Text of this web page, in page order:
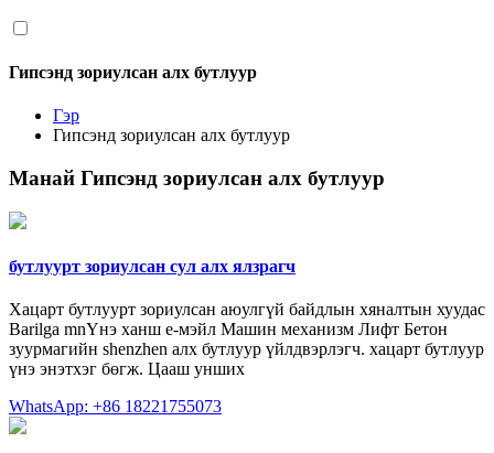
Гипсэнд зориулсан алх бутлуур
Гэр
Гипсэнд зориулсан алх бутлуур
Манай Гипсэнд зориулсан алх бутлуур
бутлуурт зориулсан сул алх ялзрагч
Хацарт бутлуурт зориулсан аюулгүй байдлын хяналтын хуудас
Barilga mnҮнэ ханш e-мэйл Машин механизм Лифт Бетон
зуурмагийн shenzhen алх бутлуур үйлдвэрлэгч. хацарт бутлуур
үнэ энэтхэг бөгж. Цааш унших
WhatsApp: +86 18221755073